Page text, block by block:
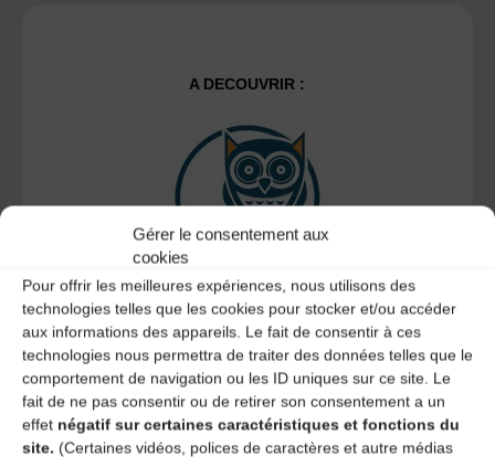
Gérer le consentement aux
cookies
Pour offrir les meilleures expériences, nous utilisons des
technologies telles que les cookies pour stocker et/ou accéder
aux informations des appareils. Le fait de consentir à ces
technologies nous permettra de traiter des données telles que le
comportement de navigation ou les ID uniques sur ce site. Le
fait de ne pas consentir ou de retirer son consentement a un
effet négatif sur certaines caractéristiques et fonctions du
site. (Certaines vidéos, polices de caractères et autre médias
A DECOUVRIR :
Le distributeur des musiques Trad'
L’AMTA EST MEMBRE DE LA